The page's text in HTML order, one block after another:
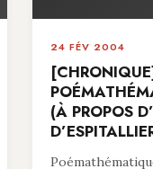
24 FÉV 2004
(À PROPOS